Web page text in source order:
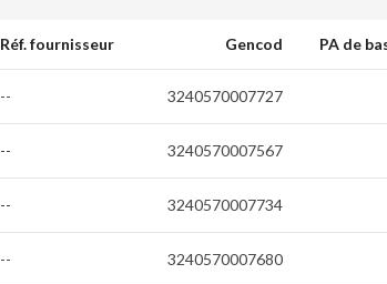
Réf. fournisseur Gencod PA de
-- 3240570007727
-- 3240570007567
-- 3240570007734
-- 3240570007680